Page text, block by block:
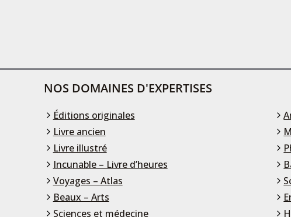
NOS DOMAINES D'EXPERTISES
Éditions originales
Livre ancien
Livre illustré
Incunable – Livre d’heures
Voyages – Atlas
Beaux – Arts
Sciences et médecine